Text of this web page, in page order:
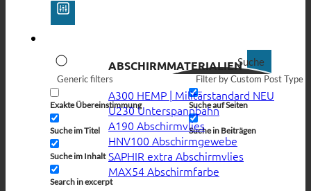
Suche
Generic filters
Exakte Übereinstimmung
Suche im Titel
Suche im Inhalt
Search in excerpt
Filter by Custom Post Type
Suche auf Seiten
Suche in Beiträgen
ABSCHIRMMATERIALIEN
A300 HEMP | Militärstandard
U230 Unterspannbahn
A190 Abschirmvlies
HNV100 Abschirmgewebe
SAPHIR extra Abschirmvlies
MAX54 Abschirmfarbe